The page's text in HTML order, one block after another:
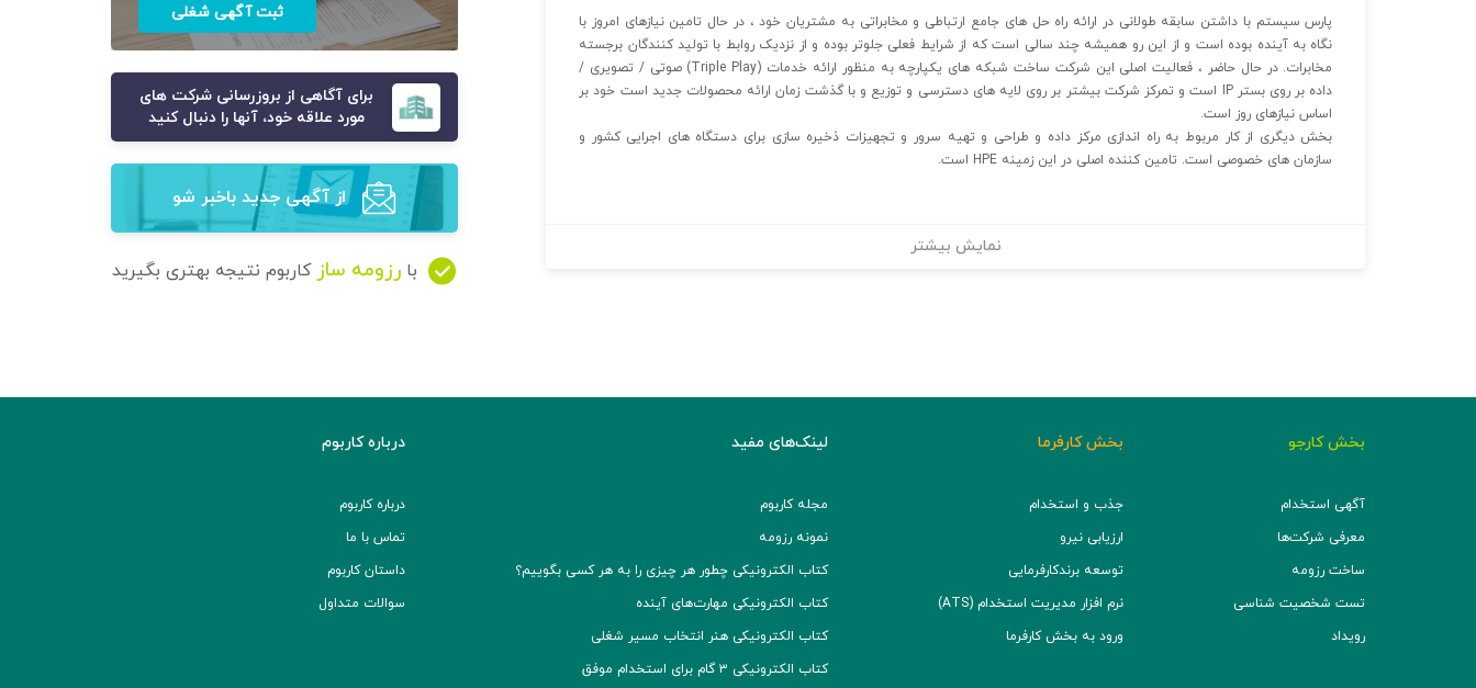
پارس سیستم با داشتن سابقه طولانی در ارائه راه حل های جامع ارتباطی و مخابراتی به مشتریان خود ، در حال تامین نیازهای امروز با
نگاه به آینده بوده است و از این رو همیشه چند سالی است که از شرایط فعلی جلوتر بوده و از نزدیک روابط با تولید کنندگان برجسته
مخابرات. در حال حاضر ، فعالیت اصلی این شرکت ساخت شبکه های یکپارچه به منظور ارائه خدمات (Triple Play) صوتی / تصویری /
داده بر روی بستر IP است و تمرکز شرکت بیشتر بر روی لایه های دسترسی و توزیع و با گذشت زمان ارائه محصولات جدید است خود بر
اساس نیازهای روز است.
بخش دیگری از کار مربوط به راه اندازی مرکز داده و طراحی و تهیه سرور و تجهیزات ذخیره سازی برای دستگاه های اجرایی کشور و
سازمان های خصوصی است. تامین کننده اصلی در این زمینه HPE است.
نمایش بیشتر
ثبت آگهی شغلی
برای آگاهی از بروزرسانی شرکت های
مورد علاقه خود، آنها را دنبال کنید
از آگهی‌ جدید باخبر شو
با رزومه ساز کاربوم نتیجه بهتری بگیرید
بخش کارجو
آگهی استخدام
معرفی شرکت‌ها
ساخت رزومه
تست شخصیت شناسی
رویداد
بخش کارفرما
جذب و استخدام
ارزیابی نیرو
توسعه برند‌کارفرمایی
نرم افزار مدیریت استخدام (ATS)
ورود به بخش کارفرما
لینک‌های مفید
مجله کاربوم
نمونه رزومه
کتاب الکترونیکی چطور هر چیزی را به هر کسی بگوییم؟
کتاب الکترونیکی مهارت‌های آینده
کتاب الکترونیکی هنر انتخاب مسیر شغلی
کتاب الکترونیکی ۳ گام برای استخدام موفق
درباره کاربوم
درباره کاربوم
تماس با ما
داستان کاربوم
سوالات متداول